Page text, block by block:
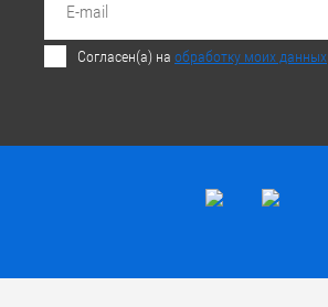
Согласен(а) на обработку моих данных